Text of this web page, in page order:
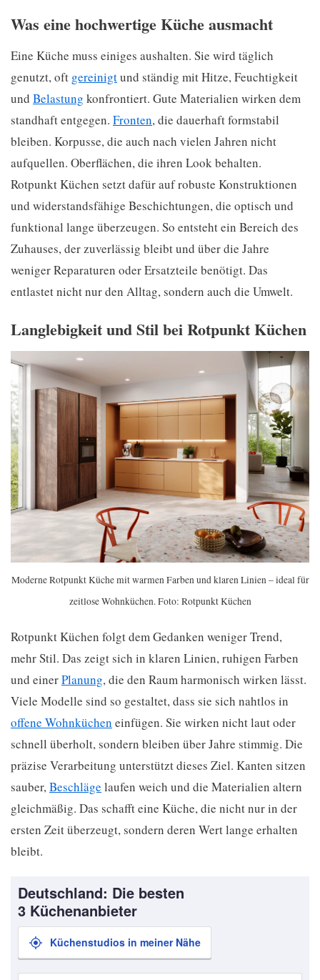
Was eine hochwertige Küche ausmacht
Eine Küche muss einiges aushalten. Sie wird täglich
genutzt, oft gereinigtund ständig mit Hitze, Feuchtigkeit
und Belastung konfrontiert. Gute Materialien wirken dem
standhaft entgegen. Fronten, die dauerhaft formstabil
bleiben. Korpusse, die auch nach vielen Jahren nicht
aufquellen. Oberflächen, die ihren Look behalten.
Rotpunkt Küchen setzt dafür auf robuste Konstruktionen
und widerstandsfähige Beschichtungen, die optisch und
funktional lange überzeugen. So entsteht ein Bereich des
Zuhauses, der zuverlässig bleibt und über die Jahre
weniger Reparaturen oder Ersatzteile benötigt. Das
entlastet nicht nur den Alltag, sondern auch die Umwelt.
Langlebigkeit und Stil bei Rotpunkt Küchen
Moderne Rotpunkt Küche mit warmen Farben und klaren Linien – ideal für
zeitlose Wohnküchen. Foto: Rotpunkt Küchen
Rotpunkt Küchen folgt dem Gedanken weniger Trend,
mehr Stil. Das zeigt sich in klaren Linien, ruhigen Farben
und einerPlanung, die den Raum harmonisch wirken lässt.
Viele Modelle sind so gestaltet, dass sie sich nahtlos in
offene Wohnküchen einfügen. Sie wirken nicht laut oder
schnell überholt, sondern bleiben über Jahre stimmig. Die
präzise Verarbeitung unterstützt dieses Ziel. Kanten sitzen
sauber,Beschläge laufen weich und die Materialien altern
gleichmäßig. Das schafft eine Küche, die nicht nur in der
ersten Zeit überzeugt, sondern deren Wert lange erhalten
bleibt.
Deutschland: Die besten
3 Küchenanbieter
Küchenstudios in meiner Nähe